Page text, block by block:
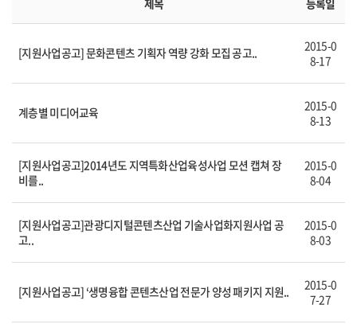
제목 등록일
[지원사업공고] 문화콘텐츠 기획자 역량 강화 모집 공고..
2015-0
8-17
계층별 미디어교육
2015-0
8-13
[지원사업공고]2014년도 지역특화산업육성사업 모션 캡쳐 장
비를..
2015-0
8-04
[지원사업공고]관광디지털콘텐츠산업 기술사업화지원사업 공
고..
2015-0
8-03
[지원사업공고] ‘생명융합 콘텐츠산업 전문가 양성 패키지 지원..
2015-0
7-27